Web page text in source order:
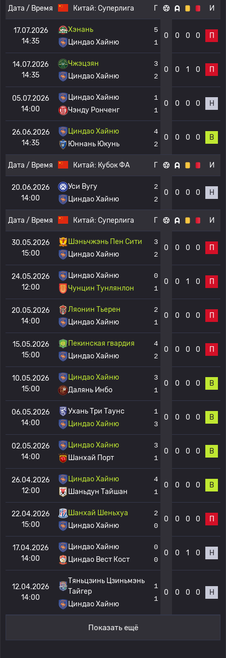
Дата / Время Китай: Суперлига Г И
17.07.2026
14:35
Хэнань
Циндао Хайню
5
1
0 0 0 0 П
14.07.2026
14:35
Чжэцзян
Циндао Хайню
3
2
0 0 1 0 П
05.07.2026
14:00
Циндао Хайню
Чэнду Ронченг
1
1
0 0 0 0 Н
26.06.2026
14:35
Циндао Хайню
Юннань Юкунь
4
2
0 0 0 0 В
Дата / Время Китай: Кубок ФА Г И
20.06.2026
14:00
Уси Вугу
Циндао Хайню
2
2
0 0 0 0 Н
Дата / Время Китай: Суперлига Г И
30.05.2026
15:00
Шэньчжэнь Пен Сити
Циндао Хайню
3
2
0 0 0 0 П
24.05.2026
12:00
Циндао Хайню
Чунцин Тунлянлон
0
1
0 0 1 0 П
20.05.2026
14:00
Ляонин Тьерен
Циндао Хайню
2
1
0 0 0 0 П
15.05.2026
15:00
Пекинская гвардия
Циндао Хайню
4
2
0 0 0 0 П
10.05.2026
15:00
Циндао Хайню
Далянь Инбо
3
1
0 0 0 0 В
06.05.2026
14:00
Ухань Три Таунс
Циндао Хайню
1
3
0 0 0 0 В
02.05.2026
14:00
Циндао Хайню
Шанхай Порт
3
1
0 0 0 0 В
26.04.2026
12:00
Циндао Хайню
Шаньдун Тайшан
4
1
0 0 0 0 В
22.04.2026
15:00
Шанхай Шеньхуа
Циндао Хайню
2
0
0 0 0 0 П
17.04.2026
14:00
Циндао Хайню
Циндао Вест Кост
0
0
0 0 1 0 Н
12.04.2026
14:00
Тяньцзинь Цзиньмэнь
Тайгер
Циндао Хайню
1
1
0 0 0 0 Н
Показать ещё